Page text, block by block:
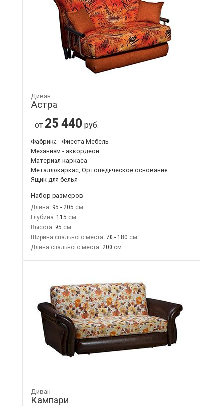
Диван
Астра
от 25 440 руб.
Фабрика - Фиеста Мебель
Механизм - аккордеон
Материал каркаса -
Металлокаркас, Ортопедическое основание
Ящик для белья
Набор размеров
Длина: 95 - 205
Глубина: 115
Высота: 95
Ширина спального места: 70 - 180
Длина спального места: 200
Диван
Кампари